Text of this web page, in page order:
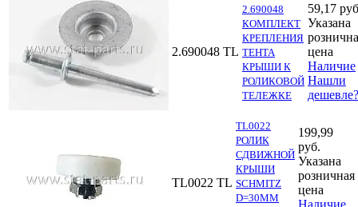
2.690048 TL
2.690048
КОМПЛЕКТ
КРЕПЛЕНИЯ
ТЕНТА
КРЫШИ К
РОЛИКОВОЙ
ТЕЛЕЖКЕ
59,17
Указана
цена
Наличие
Нашли
дешевле?
TL0022 TL
TL0022
РОЛИК
СДВИЖНОЙ
КРЫШИ
SCHMITZ
D=30MM
199,99
руб.
Указана
розничная
цена
Наличие